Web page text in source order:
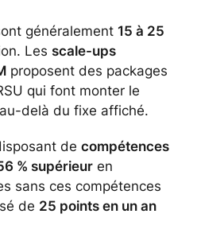
généralement 15 à 25
Les scale-ups
proposent des packages
qui font monter le
delà du fixe affiché.
de compétences
% supérieur en
sans ces compétences
de 25 points en un an